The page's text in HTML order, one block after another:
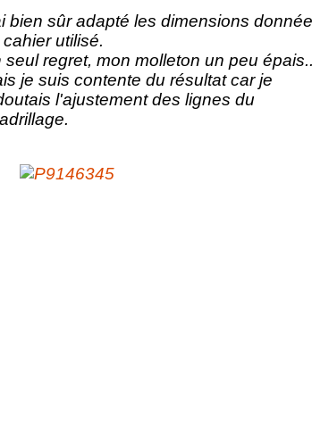
bien sûr adapté les dimensions
utilisé.
seul regret, mon molleton un peu
je suis contente du résultat car je
l'ajustement des lignes du